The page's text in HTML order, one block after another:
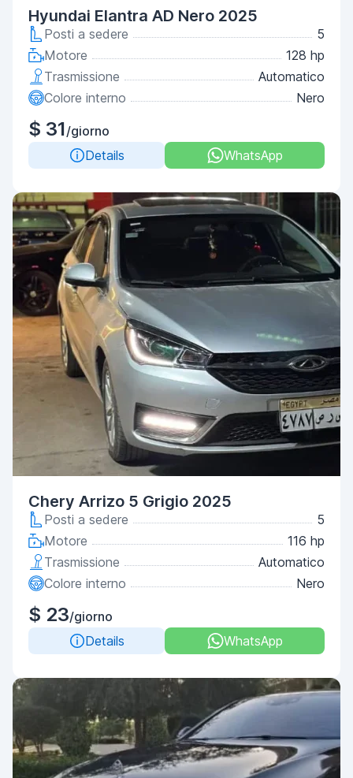
Hyundai Elantra AD Nero 2025
Posti a sedere
5
Motore
128 hp
Trasmissione
Automatico
Colore interno
Nero
$ 31/giorno
Details
WhatsApp
Chery Arrizo 5 Grigio 2025
Posti a sedere
5
Motore
116 hp
Trasmissione
Automatico
Colore interno
Nero
$ 23/giorno
Details
WhatsApp